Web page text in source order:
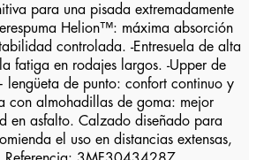
para una pisada extremadamente
Helion™: máxima absorción
controlada. -Entresuela de alta
fatiga en rodajes largos. -Upper de
lengüeta de punto: confort continuo y
con almohadillas de goma: mejor
en asfalto. Calzado diseñado para
el uso en distancias extensas,